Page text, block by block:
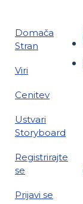
Domača
Stran
Viri
Cenitev
Ustvari
Storyboard
Registrirajte
se
Prijavi se